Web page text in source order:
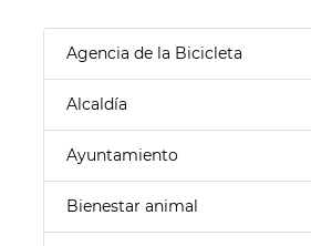
Agencia de la Bicicleta
Alcaldía
Ayuntamiento
Bienestar animal